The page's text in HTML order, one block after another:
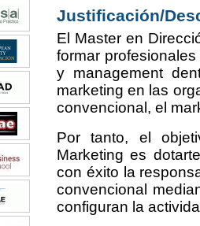
Justificación/
El Master en
formar
y management
marketing en las
convencional, el
Por tanto, el
Marketing es
con éxito la
convencional
configuran la